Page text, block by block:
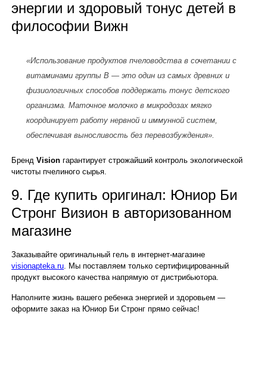
энергии и здоровый тонус детей в
философии Вижн
«Использование продуктов пчеловодства в сочетании с
витаминами группы B — это один из самых древних и
физиологичных способов поддержать тонус детского
организма. Маточное молочко в микродозах мягко
координирует работу нервной и иммунной систем,
обеспечивая выносливость без перевозбуждения».
БрендVision гарантирует строжайший контроль экологической
чистоты пчелиного сырья.
9. Где купить оригинал: Юниор Би
Стронг Визион в авторизованном
магазине
Заказывайте оригинальный гель в интернет-магазине
visionapteka.ru. Мы поставляем только сертифицированный
продукт высокого качества напрямую от дистрибьютора.
Наполните жизнь вашего ребенка энергией и здоровьем —
оформите заказ на Юниор Би Стронг прямо сейчас!